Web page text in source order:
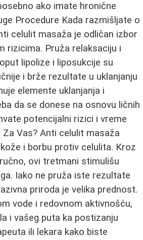
ako imate hronične
Procedure Kada razmišljate o
celulit masaža je odličan izbor
rizicima. Pruža relaksaciju i
lipolize i liposukcije su
i brže rezultate u uklanjanju
elemente uklanjanja i
da se donese na osnovu ličnih
potencijalni rizici i vreme
Vas? Anti celulit masaža
i borbu protiv celulita. Kroz
ovi tretmani stimulišu
Iako ne pruža iste rezultate
priroda je velika prednost.
vode i redovnom aktivnošću,
i vašeg puta ka postizanju
ili lekara kako biste